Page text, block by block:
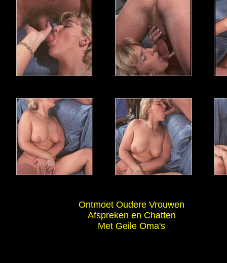
Ontmoet Oudere Vrouwen
Afspreken en Chatten
Met Geile Oma's